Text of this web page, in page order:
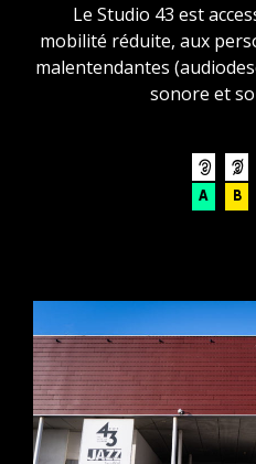
Le Studio 43 est
mobilité réduite, aux
malentendantes
sonore et